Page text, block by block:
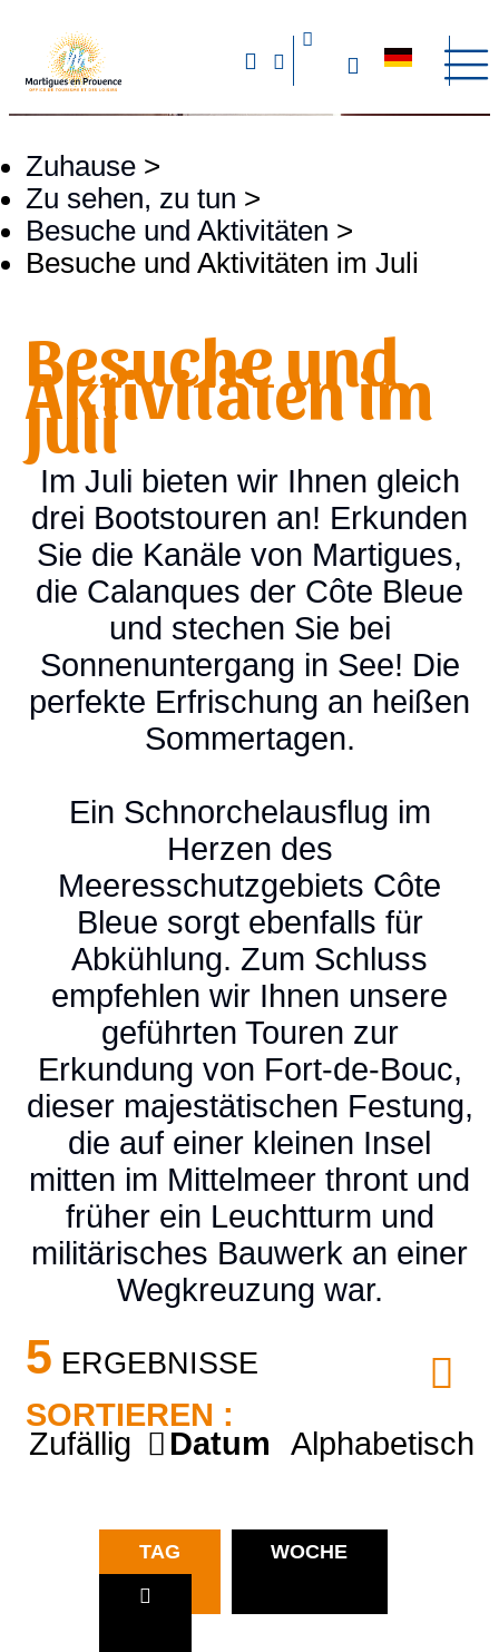
Zuhause >
Zu sehen, zu tun >
Besuche und Aktivitäten >
Besuche und Aktivitäten im Juli
Besuche und
Aktivitäten im
Juli
Im Juli bieten wir Ihnen gleich
drei Bootstouren an! Erkunden
Sie die Kanäle von Martigues,
die Calanques der Côte Bleue
und stechen Sie bei
Sonnenuntergang in See! Die
perfekte Erfrischung an heißen
Sommertagen.
Ein Schnorchelausflug im
Herzen des
Meeresschutzgebiets Côte
Bleue sorgt ebenfalls für
Abkühlung. Zum Schluss
empfehlen wir Ihnen unsere
geführten Touren zur
Erkundung von Fort-de-Bouc,
dieser majestätischen Festung,
die auf einer kleinen Insel
mitten im Mittelmeer thront und
früher ein Leuchtturm und
militärisches Bauwerk an einer
Wegkreuzung war.
5 ERGEBNISSE
SORTIEREN :
Zufällig
Datum Alphabetisch
TAG WOCHE